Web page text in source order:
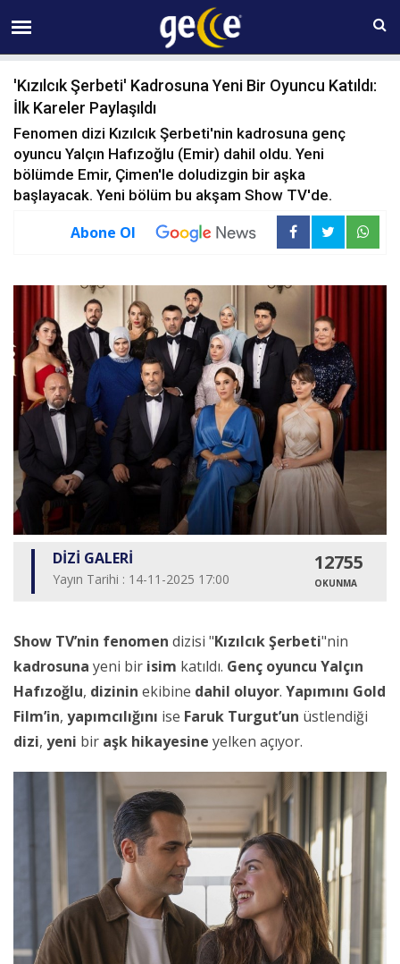
09 AĞUSTOS Pazar 09:25
'Kızılcık Şerbeti' Kadrosuna Yeni Bir Oyuncu Katıldı:
İlk Kareler Paylaşıldı
Fenomen dizi Kızılcık Şerbeti'nin kadrosuna genç
oyuncu Yalçın Hafızoğlu (Emir) dahil oldu. Yeni
bölümde Emir, Çimen'le doludizgin bir aşka
başlayacak. Yeni bölüm bu akşam Show TV'de.
Abone Ol
DİZİ GALERİ
Yayın Tarihi : 14-11-2025 17:00
12755
OKUNMA
Show TV’nin fenomen dizisi "Kızılcık Şerbeti"nin
kadrosuna yeni bir isim katıldı. Genç oyuncu Yalçın
Hafızoğlu, dizinin ekibine dahil oluyor. Yapımını Gold
Film’in, yapımcılığını ise Faruk Turgut’un üstlendiği
dizi, yeni bir aşk hikayesine yelken açıyor.